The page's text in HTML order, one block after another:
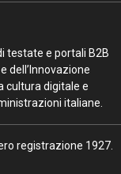
testate e portali B2B
dell’Innovazione
cultura digitale e
italiane.
registrazione 1927.